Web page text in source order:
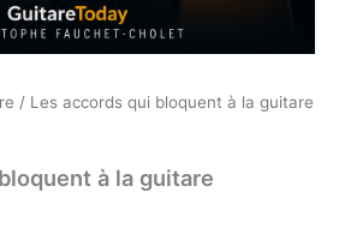
/ Les accords qui bloquent à la guitare
à la guitare